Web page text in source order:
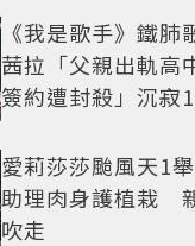
《我是歌手》鐵肺
茜拉「父親出軌高
簽約遭封殺」沉寂
愛莉莎莎颱風天1
助理肉身護植栽
吹走